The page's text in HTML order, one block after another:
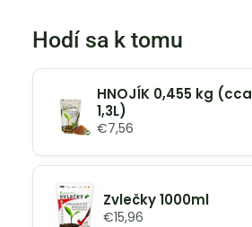
Hodí sa k tomu
HNOJÍK 0,455 kg (cca
1,3L)
€7,56
Zvlečky 1000ml
€15,96